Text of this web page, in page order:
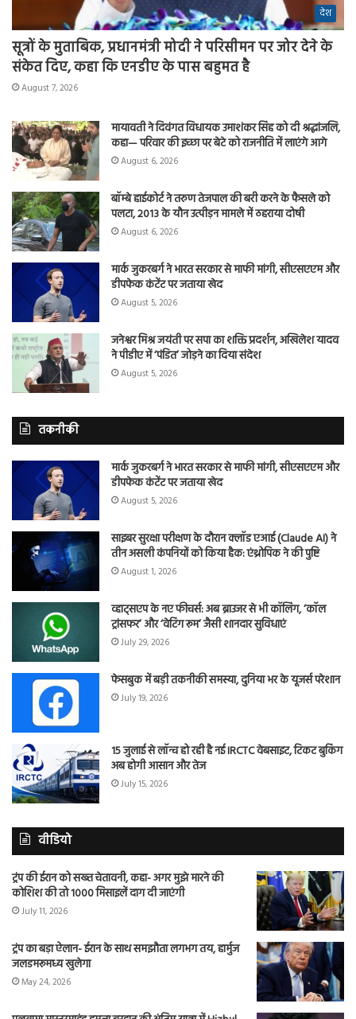
देश
सूत्रों के मुताबिक, प्रधानमंत्री मोदी ने परिसीमन पर जोर देने के
संकेत दिए, कहा कि एनडीए के पास बहुमत है
August 7, 2026
मायावती ने दिवंगत विधायक उमाशंकर सिंह को दी श्रद्धांजलि,
कहा— परिवार की इच्छा पर बेटे को राजनीति में लाएंगे आगे
August 6, 2026
बॉम्बे हाईकोर्ट ने तरुण तेजपाल की बरी करने के फैसले को
पलटा, 2013 के यौन उत्पीड़न मामले में ठहराया दोषी
August 6, 2026
मार्क जुकरबर्ग ने भारत सरकार से माफी मांगी, सीएसएएम और
डीपफेक कंटेंट पर जताया खेद
August 5, 2026
जनेश्वर मिश्र जयंती पर सपा का शक्ति प्रदर्शन, अखिलेश यादव
ने पीडीए में ‘पंडित’ जोड़ने का दिया संदेश
August 5, 2026
तकनीकी
मार्क जुकरबर्ग ने भारत सरकार से माफी मांगी, सीएसएएम और
डीपफेक कंटेंट पर जताया खेद
August 5, 2026
साइबर सुरक्षा परीक्षण के दौरान क्लॉड एआई (Claude AI) ने
तीन असली कंपनियों को किया हैक: एंथ्रोपिक ने की पुष्टि
August 1, 2026
व्हाट्सएप के नए फीचर्स: अब ब्राउजर से भी कॉलिंग, ‘कॉल
ट्रांसफर’ और ‘वेटिंग रूम’ जैसी शानदार सुविधाएं
July 29, 2026
फेसबुक में बड़ी तकनीकी समस्या, दुनिया भर के यूजर्स परेशान
July 19, 2026
15 जुलाई से लॉन्च हो रही है नई IRCTC वेबसाइट, टिकट बुकिंग
अब होगी आसान और तेज
July 15, 2026
वीडियो
ट्रंप की ईरान को सख्त चेतावनी, कहा- अगर मुझे मारने की
कोशिश की तो 1000 मिसाइलें दाग दी जाएंगी
July 11, 2026
ट्रंप का बड़ा ऐलान- ईरान के साथ समझौता लगभग तय, हार्मुज
जलडमरूमध्य खुलेगा
May 24, 2026